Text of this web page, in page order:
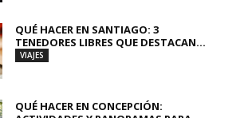
QUÉ HACER EN SANTIAGO: 3
TENEDORES LIBRES QUE DESTACAN...
VIAJES
QUÉ HACER EN CONCEPCIÓN: